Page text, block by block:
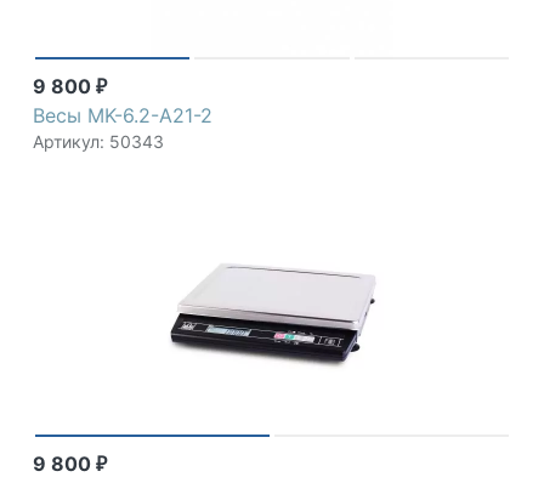
9 800 ₽
Весы MK-6.2-A21-2
Артикул: 50343
9 800 ₽